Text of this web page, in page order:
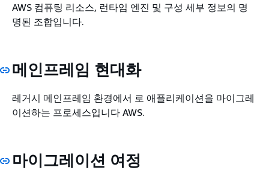
AWS 컴퓨팅 리소스, 런타임 엔진 및 구성 세부 정보의 명
명된 조합입니다.
메인프레임 현대화
레거시 메인프레임 환경에서 로 애플리케이션을 마이그레
이션하는 프로세스입니다 AWS.
마이그레이션 여정